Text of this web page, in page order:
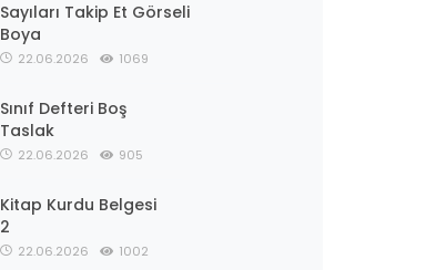
Sayıları Takip Et Görseli
Boya
22.06.2026 1069
Sınıf Defteri Boş
Taslak
22.06.2026 905
Kitap Kurdu Belgesi
2
22.06.2026 1002